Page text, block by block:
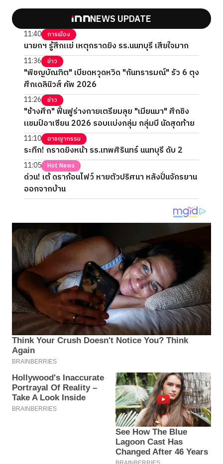
NEWS UPDATE
11:40 การเมือง
นายกฯ รู้สึกแย่ เหตุกราดยิง รร.นนทบุรี เสียใจมาก
11:36 ข่าว
"พิชญบัณฑิต" เบียดหวุดหวิด "กันทรารมณ์" รัว 6 ตุง
ศึกเดลินิวส์ คัพ 2026
11:26 ข่าว
"ช้างศึก" ฟื้นฟูร่างกายเตรียมลุย "เมียนมา" ศึกชิง
แชมป์อาเซียน 2026 รอบแบ่งกลุ่ม กลุ่มบี นัดสุดท้าย
11:10 อาชญากรรม
ระทึก! กราดยิงหน้า รร.เทพศิรินทร์ นนทบุรี ดับ 2
11:05 Hot News
ด่วน! เต้ ดราก้อนไฟว์ หายตัวปริศนา หลังปั่นจักรยาน
ออกจากบ้าน